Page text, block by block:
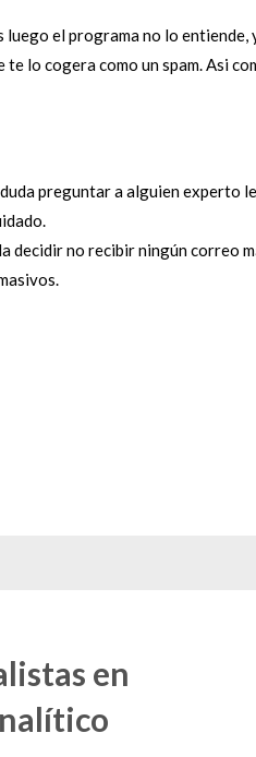
el programa no lo
lo cogera como un spam. Asi
preguntar a alguien experto
decidir no recibir ningún correo
en